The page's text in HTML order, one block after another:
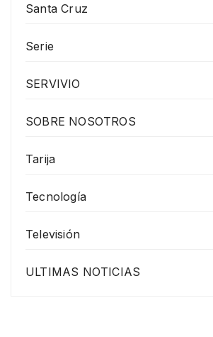
Santa Cruz
Serie
SERVIVIO
SOBRE NOSOTROS
Tarija
Tecnología
Televisión
ULTIMAS NOTICIAS